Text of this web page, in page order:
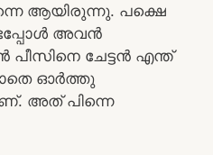
ആയിരുന്നു. പക്ഷെ
അവൻ
ചേട്ടൻ എന്ത്
ഓർത്തു
അത് പിന്നെ